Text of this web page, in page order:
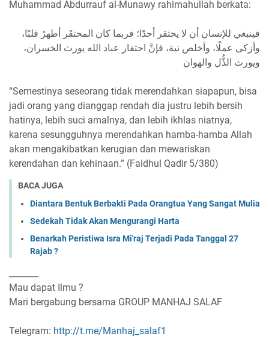
Muhammad Abdurrauf al-Munawy rahimahullah berkata:
فينبغي للإنسان أن لا يحتقر أحدًا؛ فربما كان المحتقَر أطهرُ قلبًا،
وأزكى عملًا، وأخلص نية، فإنَّ احتقار عباد الله يورث الخسران،
ويورث الذُّل والهوان
“Semestinya seseorang tidak merendahkan siapapun, bisa
jadi orang yang dianggap rendah dia justru lebih bersih
hatinya, lebih suci amalnya, dan lebih ikhlas niatnya,
karena sesungguhnya merendahkan hamba-hamba Allah
akan mengakibatkan kerugian dan mewariskan
kerendahan dan kehinaan.” (Faidhul Qadir 5/380)
BACA JUGA
Diantara Bentuk Berbakti Pada Orangtua Yang Sangat Mulia
Sedekah Tidak Akan Mengurangi Harta
Benarkah Peristiwa Isra Mi'raj Terjadi Pada Tanggal 27
Rajab ?
Mau dapat Ilmu ?
Mari bergabung bersama GROUP MANHAJ SALAF
Telegram: http://t.me/Manhaj_salaf1